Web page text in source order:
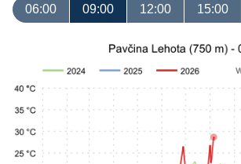
06:00 09:00 12:00 15:00